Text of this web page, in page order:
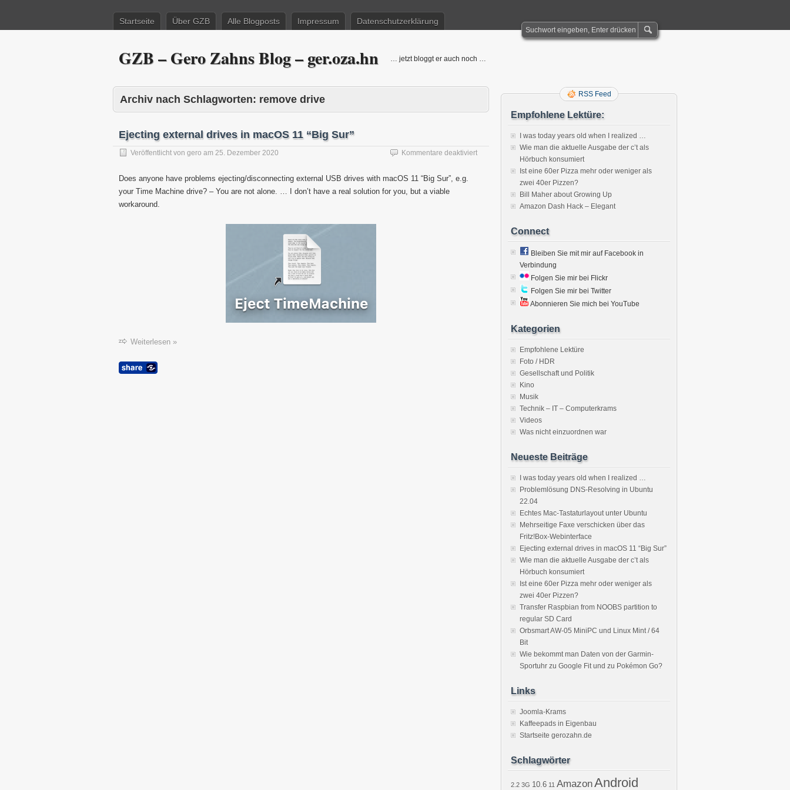
Startseite Über GZB Alle Blogposts Impressum Datenschutzerklärung
GZB – Gero Zahns Blog – ger.oza.hn … jetzt bloggt er auch noch …
Archiv nach Schlagworten: remove drive
Ejecting external drives in macOS 11 “Big Sur”
Veröffentlicht von gero am 25. Dezember 2020 Kommentare deaktiviertfür
Does anyone have problems ejecting/disconnecting external USB drives with macOS 11 “Big Sur”, e.g.
your Time Machine drive? – You are not alone. … I don’t have a real solution for you, but a viable
workaround.
Weiterlesen »
RSS Feed
Empfohlene Lektüre:
I was today years old when I realized …
Wie man die aktuelle Ausgabe der c’t als
Hörbuch konsumiert
Ist eine 60er Pizza mehr oder weniger als
zwei 40er Pizzen?
Bill Maher about Growing Up
Amazon Dash Hack – Elegant
Connect
Bleiben Sie mit mir auf Facebook in
Verbindung
Folgen Sie mir bei Flickr
Folgen Sie mir bei Twitter
Abonnieren Sie mich bei YouTube
Kategorien
Empfohlene Lektüre
Foto / HDR
Gesellschaft und Politik
Kino
Musik
Technik – IT – Computerkrams
Videos
Was nicht einzuordnen war
Neueste Beiträge
I was today years old when I realized …
Problemlösung DNS-Resolving in Ubuntu
22.04
Echtes Mac-Tastaturlayout unter Ubuntu
Mehrseitige Faxe verschicken über das
Fritz!Box-Webinterface
Ejecting external drives in macOS 11 “Big Sur”
Wie man die aktuelle Ausgabe der c’t als
Hörbuch konsumiert
Ist eine 60er Pizza mehr oder weniger als
zwei 40er Pizzen?
Transfer Raspbian from NOOBS partition to
regular SD Card
Orbsmart AW-05 MiniPC und Linux Mint / 64
Bit
Wie bekommt man Daten von der Garmin-
Sportuhr zu Google Fit und zu Pokémon Go?
Links
Joomla-Krams
Kaffeepads in Eigenbau
Startseite gerozahn.de
Schlagwörter
2.2 3G 10.6 11 AmazonAndroid